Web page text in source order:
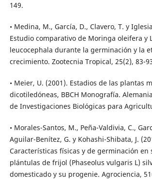
149.
• Medina, M., García, D., Clavero, T. y
Estudio comparativo de Moringa oleifera y
leucocephala durante la germinación y la
crecimiento. Zootecnia Tropical, 25(2), 83-
• Meier, U. (2001). Estadios de las plantas
dicotiledóneas, BBCH Monografía.
de Investigaciones Biológicas para
• Morales-Santos, M., Peña-Valdivia, C.,
Aguilar-Benítez, G. y Kohashi-Shibata, J.
Características físicas y de germinación en
plántulas de frijol (Phaseolus vulgaris L)
domesticado y su progenie. Agrociencia,